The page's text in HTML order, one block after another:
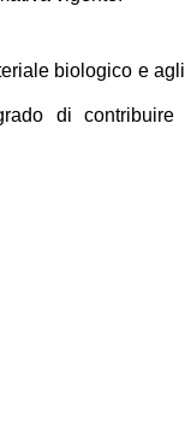
biologico e
di contribuire